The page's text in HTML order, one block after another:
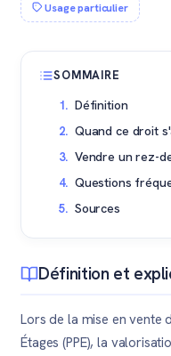
Usage particulier
SOMMAIRE
Définition
Quand ce droit
Vendre un rez-
Questions
Sources
Définition et
Lors de la mise en vente
Étages (PPE), la